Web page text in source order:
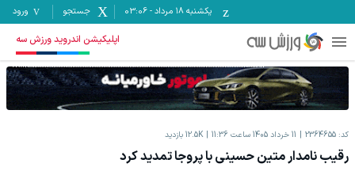
یکشنبه ۱۸ مرداد -
03:06 جستجو ورود
اپلیکیشن اندروید ورزش سه
کد: 2364655 11 خرداد 1405 ساعت 11:36 12.5K بازدید
رقیب نامدا‌ر متین حسینی با پروجا تمدید کرد